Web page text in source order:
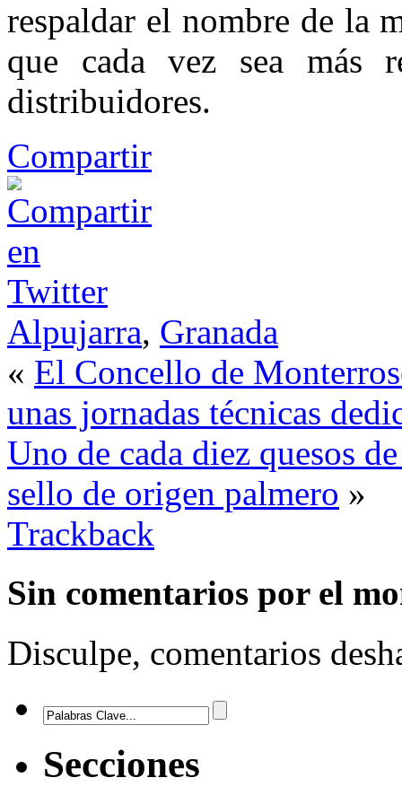
respaldar el nombre de la
que cada vez sea más
distribuidores.
Compartir
Alpujarra, Granada
« El Concello de
unas jornadas técnicas
Uno de cada diez quesos
sello de origen palmero »
Trackback
Sin comentarios por el
Disculpe, comentarios
Secciones